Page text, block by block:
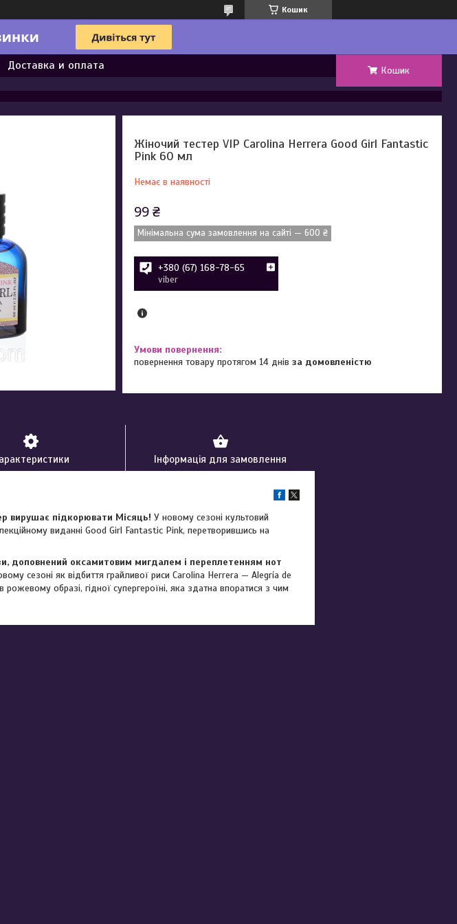
Кошик
Доставка и оплата Кошик
Жіночий тестер VIP Carolina Herrera Good Girl Fantastic
Pink 60 мл
Немає в наявності
99 ₴
Мінімальна сума замовлення на сайті — 600 ₴
+380 (67) 168-78-65
viber
повернення товару протягом 14 днівза домовленістю
Інформація для замовлення
вирушає підкорювати Місяць! У новому сезоні культовий
виданні Good Girl Fantastic Pink, перетворившись на
доповнений оксамитовим мигдалем і переплетенням нот
сезоні як відбиття грайливої риси Carolina Herrera — Alegría de
образі, гідної супергероїні, яка здатна впоратися з чим